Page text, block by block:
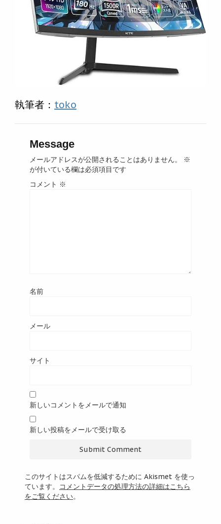
執筆者： toko
Message
メールアドレスが公開されることはありません。
※
が付いている欄は必須項目です
コメント ※
名前
メール
サイト
新しいコメントをメールで通知
新しい投稿をメールで受け取る
このサイトはスパムを低減するために Akismet を使っ
ています。
コメントデータの処理方法の詳細はこちら
をご覧ください。